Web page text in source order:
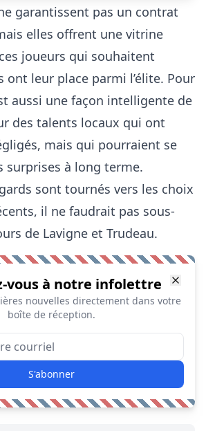
garantissent pas un contrat
elles offrent une vitrine
joueurs qui souhaitent
ont leur place parmi l’élite. Pour
aussi une façon intelligente de
des talents locaux qui ont
mais qui pourraient se
surprises à long terme.
sont tournés vers les choix
il ne faudrait pas sous-
de Lavigne et Trudeau.
vous à notre infolettre
nouvelles directement dans votre
boîte de réception.
S'abonner